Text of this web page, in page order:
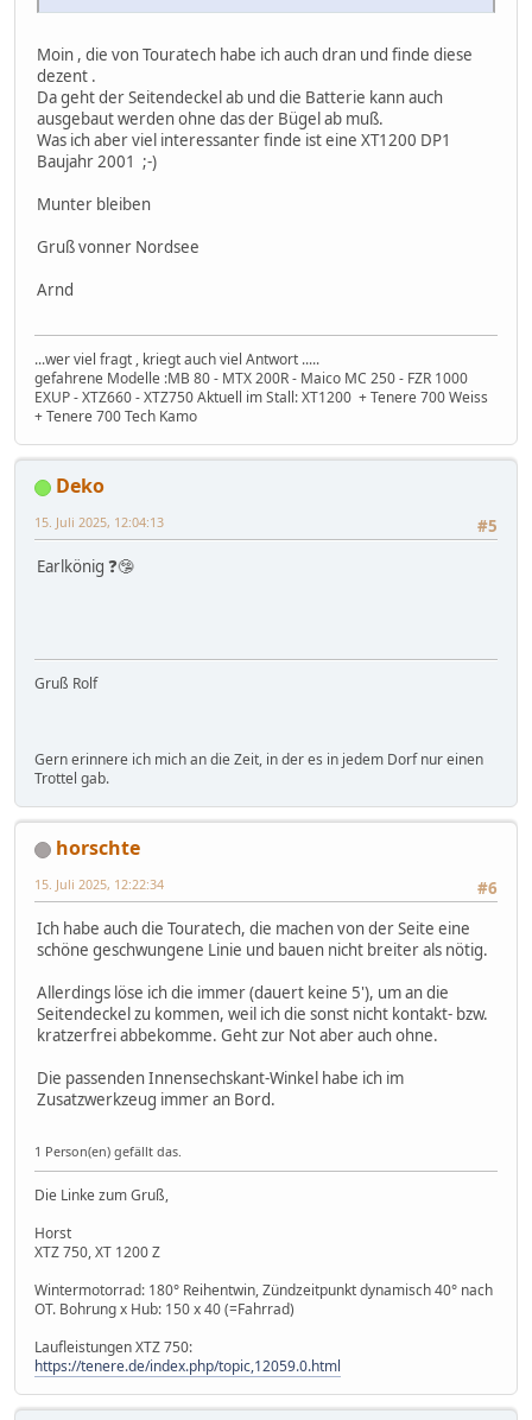
Moin , die von Touratech habe ich auch dran und finde diese
dezent .
Da geht der Seitendeckel ab und die Batterie kann auch
ausgebaut werden ohne das der Bügel ab muß.
Was ich aber viel interessanter finde ist eine XT1200 DP1
Baujahr 2001 ;-)
Munter bleiben
Gruß vonner Nordsee
Arnd
...wer viel fragt , kriegt auch viel Antwort .....
gefahrene Modelle :MB 80 - MTX 200R - Maico MC 250 - FZR 1000
EXUP - XTZ660 - XTZ750 Aktuell im Stall: XT1200 + Tenere 700 Weiss
+ Tenere 700 Tech Kamo
Deko
#5
15. Juli 2025, 12:04:13
Earlkönig ❓🤥
Gruß Rolf
Gern erinnere ich mich an die Zeit, in der es in jedem Dorf nur einen
Trottel gab.
horschte
#6
15. Juli 2025, 12:22:34
Ich habe auch die Touratech, die machen von der Seite eine
schöne geschwungene Linie und bauen nicht breiter als nötig.
Allerdings löse ich die immer (dauert keine 5'), um an die
Seitendeckel zu kommen, weil ich die sonst nicht kontakt- bzw.
kratzerfrei abbekomme. Geht zur Not aber auch ohne.
Die passenden Innensechskant-Winkel habe ich im
Zusatzwerkzeug immer an Bord.
1 Person(en) gefällt das.
Die Linke zum Gruß,
Horst
XTZ 750, XT 1200 Z
Wintermotorrad: 180° Reihentwin, Zündzeitpunkt dynamisch 40° nach
OT. Bohrung x Hub: 150 x 40 (=Fahrrad)
Laufleistungen XTZ 750:
https://tenere.de/index.php/topic,12059.0.html